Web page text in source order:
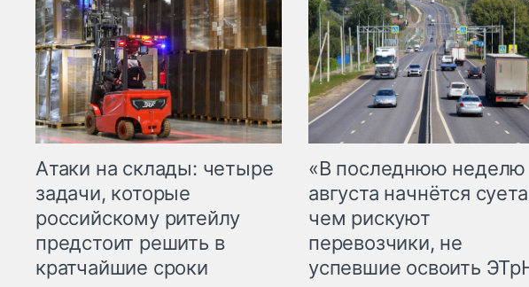
Атаки на склады: четыре
задачи, которые
российскому ритейлу
предстоит решить в
кратчайшие сроки
«В последнюю неделю
августа начнётся
чем рискуют
перевозчики, не
успевшие освоить